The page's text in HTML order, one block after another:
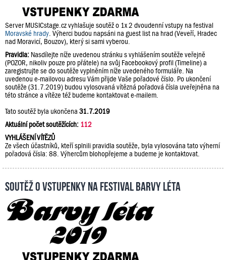
Server MUSICstage.cz vyhlašuje soutěž o 1x 2 dvoudenní vstupy na festival
Moravské hrady . Výherci budou napsáni na guest list na hrad (Veveří, Hradec
nad Moravicí, Bouzov), který si sami vyberou.
Pravidla: Nasdílejte níže uvedenou stránku s vyhlášením soutěže veřejně
(POZOR, nikoliv pouze pro přátele) na svůj Facebookový profil (Timeline) a
zaregistrujte se do soutěže vyplněním níže uvedeného formuláře. Na
uvedenou e-mailovou adresu Vám přijde Vaše pořadové číslo. Po ukončení
soutěže (31.7.2019) budou vylosovaná vítězná pořadová čísla uveřejněna na
této stránce a vítěze též budeme kontaktovat e-mailem.
Tato soutěž byla ukončena 31.7.2019
Aktuální počet soutěžících: 112
VYHLÁŠENÍ VÍTĚZŮ
Ze všech účastníků, kteří splnili pravidla soutěže, byla vylosována tato výherní
pořadová čísla: 88. Výhercům blohopřejeme a budeme je kontaktovat.
Soutěž o vstupenky na festival Barvy léta